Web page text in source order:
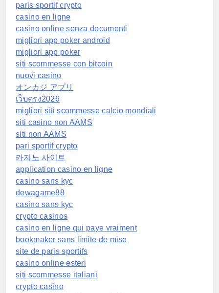
paris sportif crypto
casino en ligne
casino online senza documenti
migliori app poker android
migliori app poker
siti scommesse con bitcoin
nuovi casino
オンカジ アプリ
เว็บตรง2026
migliori siti scommesse calcio mondiali
siti casino non AAMS
siti non AAMS
pari sportif crypto
카지노 사이트
application casino en ligne
casino sans kyc
dewagame88
casino sans kyc
crypto casinos
casino en ligne qui paye vraiment
bookmaker sans limite de mise
site de paris sportifs
casino online esteri
siti scommesse italiani
crypto casino